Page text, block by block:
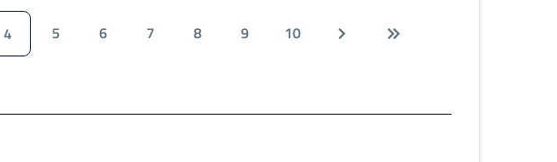
4 5 6 7 8 9 10